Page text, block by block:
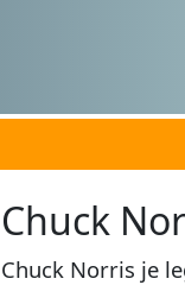
Chuck
Chuck Norris je